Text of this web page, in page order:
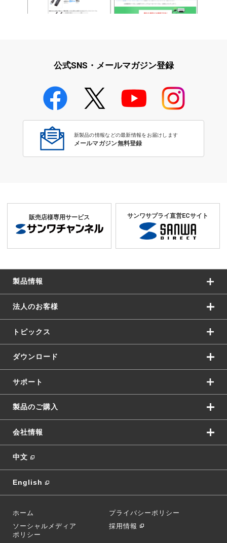
USBケーブル・アダプタ Bコネ
公式SNS・メールマガジン登録
新製品の情報などの最新情報をお届けします
メールマガジン無料登録
販売店様専用サービス サンワサプライ直営ECサイト
製品情報
法人のお客様
トピックス
ダウンロード
サポート
製品のご購入
会社情報
中文
English
ホーム
プライバシーポリシー
ソーシャルメディア
ポリシー
採用情報